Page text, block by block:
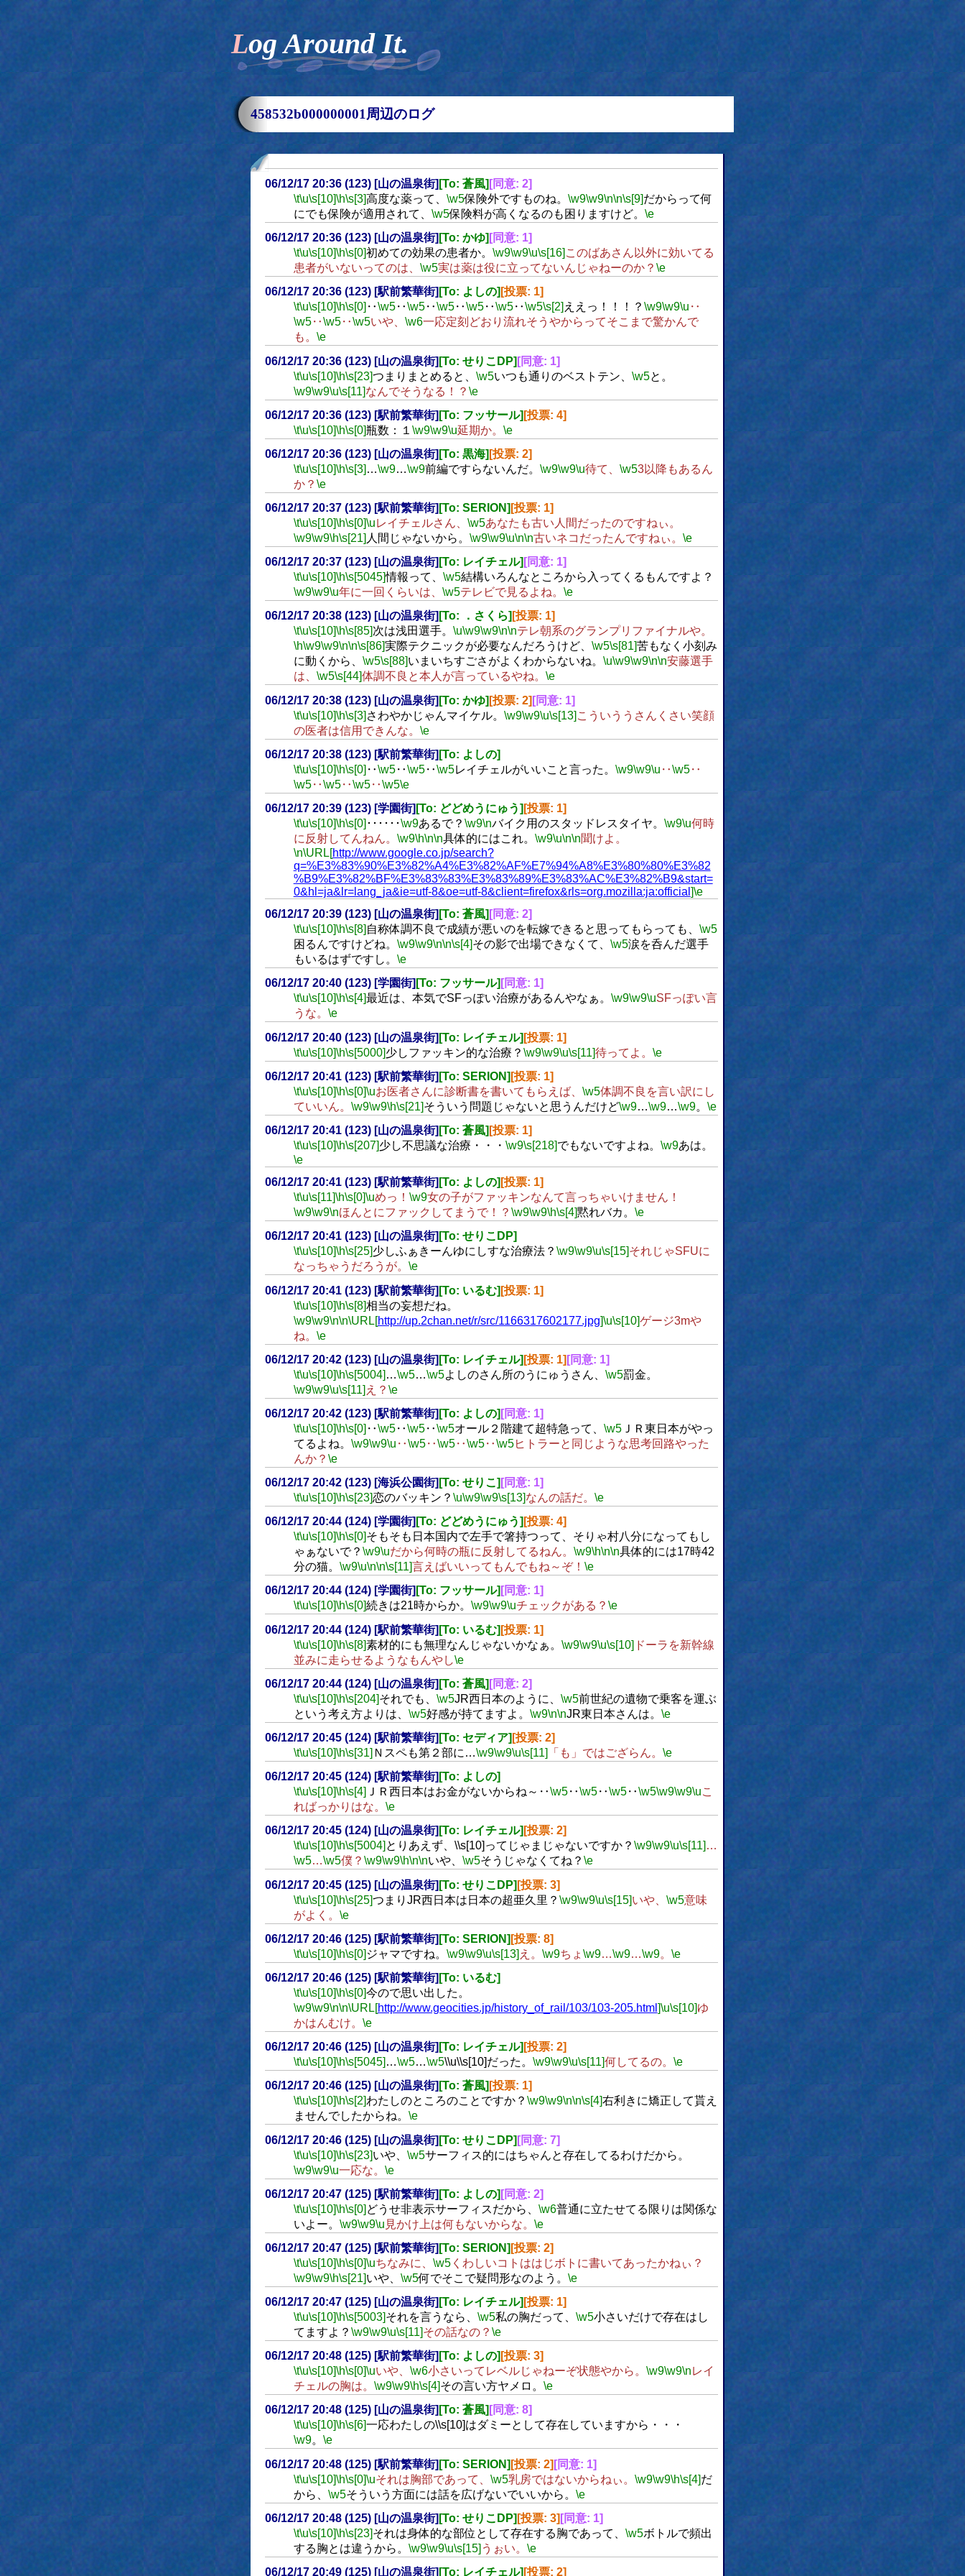
Log Around It.
458532b000000001周辺のログ
06/12/17 20:36 (123) [山の温泉街] [To: 蒼風] [同意: 2]
\t\u\s[10]\h\s[3]高度な薬って、 \w5保険外ですものね。 \w9\w9\n\n\s[9]だからって何
にでも保険が適用されて、 \w5保険料が高くなるのも困りますけど。 \e
06/12/17 20:36 (123) [山の温泉街] [To: かゆ] [同意: 1]
\t\u\s[10]\h\s[0]初めての効果の患者か。 \w9\w9\u\s[16] このばあさん以外に効いてる
患者がいないってのは、 \w5実は薬は役に立ってないんじゃねーのか？ \e
06/12/17 20:36 (123) [駅前繁華街] [To: よしの] [投票: 1]
\t\u\s[10]\h\s[0] ‥\w5‥\w5‥\w5‥\w5‥\w5‥\w5\s[2] ええっ！！！？ \w9\w9\u ‥
\w5‥\w5‥\w5いや、 \w6一応定刻どおり流れそうやからってそこまで驚かんで
も。 \e
06/12/17 20:36 (123) [山の温泉街] [To: せりこDP] [同意: 1]
\t\u\s[10]\h\s[23]つまりまとめると、 \w5いつも通りのベストテン、 \w5と。
\w9\w9\u\s[11]なんでそうなる！？ \e
06/12/17 20:36 (123) [駅前繁華街] [To: フッサール] [投票: 4]
\t\u\s[10]\h\s[0]瓶数：１ \w9\w9\u延期か。 \e
06/12/17 20:36 (123) [山の温泉街] [To: 黒海] [投票: 2]
\t\u\s[10]\h\s[3] …\w9…\w9前編ですらないんだ。 \w9\w9\u待て、 \w53以降もあるん
か？ \e
06/12/17 20:37 (123) [駅前繁華街] [To: SERION] [投票: 1]
\t\u\s[10]\h\s[0]\uレイチェルさん、 \w5あなたも古い人間だったのですねぃ。
\w9\w9\h\s[21] 人間じゃないから。 \w9\w9\u\n\n古いネコだったんですねぃ。 \e
06/12/17 20:37 (123) [山の温泉街] [To: レイチェル] [同意: 1]
\t\u\s[10]\h\s[5045]情報って、 \w5結構いろんなところから入ってくるもんですよ？
\w9\w9\u年に一回くらいは、 \w5テレビで見るよね。 \e
06/12/17 20:38 (123) [山の温泉街] [To: ．さくら] [投票: 1]
\t\u\s[10] \h\s[85] 次は浅田選手。 \u\w9\w9\n\nテレ朝系のグランプリファイナルや。
\h\w9\w9\n\n\s[86] 実際テクニックが必要なんだろうけど、 \w5\s[81] 苦もなく小刻み
に動くから、 \w5\s[88] いまいちすごさがよくわからないね。 \u\w9\w9\n\n安藤選手
は、 \w5\s[44] 体調不良と本人が言っているやね。 \e
06/12/17 20:38 (123) [山の温泉街] [To: かゆ] [投票: 2] [同意: 1]
\t\u\s[10]\h\s[3] さわやかじゃんマイケル。 \w9\w9\u\s[13] こういううさんくさい笑顔
の医者は信用できんな。 \e
06/12/17 20:38 (123) [駅前繁華街] [To: よしの]
\t\u\s[10]\h\s[0] ‥\w5‥\w5‥\w5レイチェルがいいこと言った。 \w9\w9\u ‥\w5‥
\w5‥\w5‥\w5‥\w5\e
06/12/17 20:39 (123) [学園街] [To: どどめうにゅう] [投票: 1]
\t\u\s[10]\h\s[0] ･･････\w9あるで？ \w9\nバイク用のスタッドレスタイヤ。 \w9\u何時
に反射してんねん。 \w9\h\n\n具体的にはこれ。 \w9\u\n\n聞けよ。
\n\URL[http://www.google.co.jp/search?
q=%E3%83%90%E3%82%A4%E3%82%AF%E7%94%A8%E3%80%80%E3%82
%B9%E3%82%BF%E3%83%83%E3%83%89%E3%83%AC%E3%82%B9&start=
0&hl=ja&lr=lang_ja&ie=utf-8&oe=utf-8&client=firefox&rls=org.mozilla:ja:official ]\e
06/12/17 20:39 (123) [山の温泉街] [To: 蒼風] [同意: 2]
\t\u\s[10]\h\s[8] 自称体調不良で成績が悪いのを転嫁できると思ってもらっても、 \w5
困るんですけどね。 \w9\w9\n\n\s[4]その影で出場できなくて、 \w5涙を呑んだ選手
もいるはずですし。 \e
06/12/17 20:40 (123) [学園街] [To: フッサール] [同意: 1]
\t\u\s[10]\h\s[4]最近は、本気でSFっぽい治療があるんやなぁ。 \w9\w9\uSFっぽい言
うな。 \e
06/12/17 20:40 (123) [山の温泉街] [To: レイチェル] [投票: 1]
\t\u\s[10]\h\s[5000]少しファッキン的な治療？ \w9\w9\u\s[11]待ってよ。 \e
06/12/17 20:41 (123) [駅前繁華街] [To: SERION] [投票: 1]
\t\u\s[10]\h\s[0]\uお医者さんに診断書を書いてもらえば、 \w5体調不良を言い訳にし
ていいん。 \w9\w9\h\s[21]そういう問題じゃないと思うんだけど\w9…\w9…\w9。 \e
06/12/17 20:41 (123) [山の温泉街] [To: 蒼風] [投票: 1]
\t\u\s[10]\h\s[207]少し不思議な治療・・・ \w9\s[218]でもないですよね。 \w9あは。
\e
06/12/17 20:41 (123) [駅前繁華街] [To: よしの] [投票: 1]
\t\u\s[11]\h\s[0]\uめっ！ \w9女の子がファッキンなんて言っちゃいけません！
\w9\w9\nほんとにファックしてまうで！？ \w9\w9\h\s[4]黙れバカ。 \e
06/12/17 20:41 (123) [山の温泉街] [To: せりこDP]
\t\u\s[10]\h\s[25]少しふぁきーんゆにしすな治療法？ \w9\w9\u\s[15]それじゃSFUに
なっちゃうだろうが。 \e
06/12/17 20:41 (123) [駅前繁華街] [To: いるむ] [投票: 1]
\t\u\s[10]\h\s[8]相当の妄想だね。
\w9\w9\n\n\URL[http://up.2chan.net/r/src/1166317602177.jpg]\u\s[10]ゲージ3mや
ね。 \e
06/12/17 20:42 (123) [山の温泉街] [To: レイチェル] [投票: 1] [同意: 1]
\t\u\s[10]\h\s[5004] …\w5…\w5よしのさん所のうにゅうさん、 \w5罰金。
\w9\w9\u\s[11] え？ \e
06/12/17 20:42 (123) [駅前繁華街] [To: よしの] [同意: 1]
\t\u\s[10]\h\s[0] ‥\w5‥\w5‥\w5オール２階建て超特急って、 \w5ＪＲ東日本がやっ
てるよね。 \w9\w9\u ‥\w5‥\w5‥\w5‥\w5ヒトラーと同じような思考回路やった
んか？ \e
06/12/17 20:42 (123) [海浜公園街] [To: せりこ] [同意: 1]
\t\u\s[10]\h\s[23]恋のバッキン？ \u\w9\w9\s[13]なんの話だ。 \e
06/12/17 20:44 (124) [学園街] [To: どどめうにゅう] [投票: 4]
\t\u\s[10]\h\s[0]そもそも日本国内で左手で箸持つって、そりゃ村八分になってもし
ゃぁないで？ \w9\uだから何時の瓶に反射してるねん。 \w9\h\n\n具体的には17時42
分の猫。 \w9\u\n\n\s[11]言えばいいってもんでもね～ぞ！ \e
06/12/17 20:44 (124) [学園街] [To: フッサール] [同意: 1]
\t\u\s[10] \h\s[0] 続きは21時からか。 \w9\w9\uチェックがある？ \e
06/12/17 20:44 (124) [駅前繁華街] [To: いるむ] [投票: 1]
\t\u\s[10]\h\s[8]素材的にも無理なんじゃないかなぁ。 \w9\w9\u\s[10] ドーラを新幹線
並みに走らせるようなもんやし\e
06/12/17 20:44 (124) [山の温泉街] [To: 蒼風] [同意: 2]
\t\u\s[10]\h\s[204]それでも、 \w5JR西日本のように、 \w5前世紀の遺物で乗客を運ぶ
という考え方よりは、 \w5好感が持てますよ。 \w9\n\nJR東日本さんは。 \e
06/12/17 20:45 (124) [駅前繁華街] [To: セディア] [投票: 2]
\t\u\s[10]\h\s[31] Ｎスペも第２部に…\w9\w9\u\s[11] 「も」ではござらん。 \e
06/12/17 20:45 (124) [駅前繁華街] [To: よしの]
\t\u\s[10]\h\s[4] ＪＲ西日本はお金がないからね～‥\w5‥\w5‥\w5‥\w5\w9\w9\uこ
ればっかりはな。 \e
06/12/17 20:45 (124) [山の温泉街] [To: レイチェル] [投票: 2]
\t\u\s[10]\h\s[5004] とりあえず、\\s[10]ってじゃまじゃないですか？ \w9\w9\u\s[11] …
\w5…\w5僕？ \w9\w9\h\n\nいや、 \w5そうじゃなくてね？ \e
06/12/17 20:45 (125) [山の温泉街] [To: せりこDP] [投票: 3]
\t\u\s[10]\h\s[25]つまりJR西日本は日本の超亜久里？ \w9\w9\u\s[15]いや、 \w5意味
がよく。 \e
06/12/17 20:46 (125) [駅前繁華街] [To: SERION] [投票: 8]
\t\u\s[10]\h\s[0] ジャマですね。 \w9\w9\u\s[13] え。 \w9ちょ \w9…\w9…\w9。 \e
06/12/17 20:46 (125) [駅前繁華街] [To: いるむ]
\t\u\s[10]\h\s[0]今ので思い出した。
\w9\w9\n\n\URL[http://www.geocities.jp/history_of_rail/103/103-205.html ]\u\s[10]ゆ
かはんむけ。 \e
06/12/17 20:46 (125) [山の温泉街] [To: レイチェル] [投票: 2]
\t\u\s[10]\h\s[5045] …\w5…\w5\\u\\s[10]だった。 \w9\w9\u\s[11]何してるの。 \e
06/12/17 20:46 (125) [山の温泉街] [To: 蒼風] [投票: 1]
\t\u\s[10]\h\s[2]わたしのところのことですか？ \w9\w9\n\n\s[4]右利きに矯正して貰え
ませんでしたからね。 \e
06/12/17 20:46 (125) [山の温泉街] [To: せりこDP] [同意: 7]
\t\u\s[10]\h\s[23]いや、 \w5サーフィス的にはちゃんと存在してるわけだから。
\w9\w9\u一応な。 \e
06/12/17 20:47 (125) [駅前繁華街] [To: よしの] [同意: 2]
\t\u\s[10]\h\s[0] どうせ非表示サーフィスだから、 \w6普通に立たせてる限りは関係な
いよー。 \w9\w9\u 見かけ上は何もないからな。 \e
06/12/17 20:47 (125) [駅前繁華街] [To: SERION] [投票: 2]
\t\u\s[10]\h\s[0]\uちなみに、 \w5くわしいコトははじボトに書いてあったかねぃ？
\w9\w9\h\s[21]いや、 \w5何でそこで疑問形なのよう。 \e
06/12/17 20:47 (125) [山の温泉街] [To: レイチェル] [投票: 1]
\t\u\s[10]\h\s[5003]それを言うなら、 \w5私の胸だって、 \w5小さいだけで存在はし
てますよ？ \w9\w9\u\s[11]その話なの？ \e
06/12/17 20:48 (125) [駅前繁華街] [To: よしの] [投票: 3]
\t\u\s[10]\h\s[0]\uいや、 \w6小さいってレベルじゃねーぞ状態やから。 \w9\w9\nレイ
チェルの胸は。 \w9\w9\h\s[4]その言い方ヤメロ。 \e
06/12/17 20:48 (125) [山の温泉街] [To: 蒼風] [同意: 8]
\t\u\s[10] \h\s[6] 一応わたしの\\s[10]はダミーとして存在していますから・・・
\w9。 \e
06/12/17 20:48 (125) [駅前繁華街] [To: SERION] [投票: 2] [同意: 1]
\t\u\s[10]\h\s[0]\uそれは胸部であって、 \w5乳房ではないからねぃ。 \w9\w9\h\s[4]だ
から、 \w5そういう方面には話を広げないでいいから。 \e
06/12/17 20:48 (125) [山の温泉街] [To: せりこDP] [投票: 3] [同意: 1]
\t\u\s[10]\h\s[23]それは身体的な部位として存在する胸であって、 \w5ボトルで頻出
する胸とは違うから。 \w9\w9\u\s[15] うぉい。 \e
06/12/17 20:49 (125) [山の温泉街] [To: レイチェル] [投票: 2]